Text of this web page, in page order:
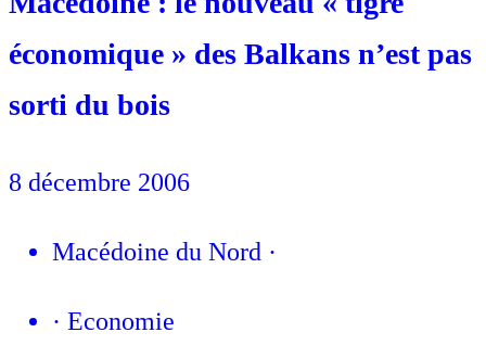
économique » des Balkans n’est pas
sorti du bois
8 décembre 2006
Macédoine du Nord ·
· Economie